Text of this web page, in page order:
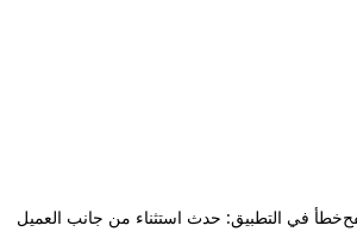
خطأ في التطبيق: حدث استثناء من جانب العميل